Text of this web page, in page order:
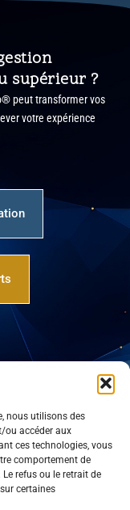
nous utilisons des
ou accéder aux
ces technologies, vous
comportement de
refus ou le retrait de
certaines
supérieur ?
peut transformer vos
votre expérience